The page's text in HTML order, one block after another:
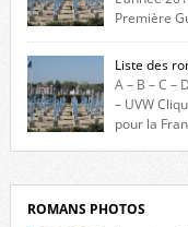
Première
biographique veut rendre
France durant ce conflit.
constituée des noms
l’Hôtel de Ville, du lycée
Liste des
A – B – C –
– UVW
pour la
ROMANS PHOTOS